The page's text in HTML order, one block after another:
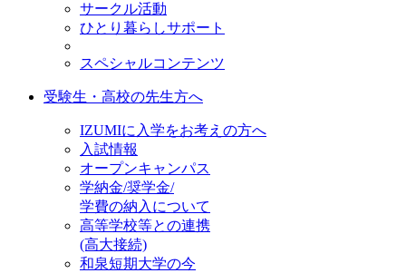
サークル活動
ひとり暮らしサポート
スペシャルコンテンツ
受験生・高校の先生方へ
IZUMIに入学をお考えの方へ
入試情報
オープンキャンパス
学納金/奨学金/
学費の納入について
高等学校等との連携
(高大接続)
和泉短期大学の今